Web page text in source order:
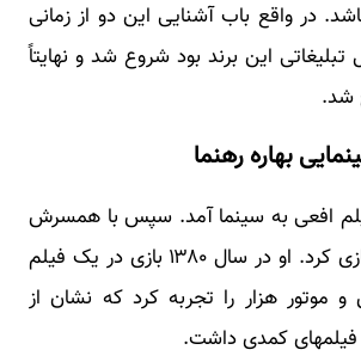
در واقع باب آشنایی این دو از زمانی
تبلیغاتی این برند بود شروع شد و نهایتاً
شد.
بهاره رهنما
فیلم افعی به سینما آمد. سپس با همسرش
در فیلم عاشقانه بازی کرد. او در سال ۱۳۸۰ بازی در یک فیلم
هزار را تجربه کرد که نشان از
فیلمهای کمدی داشت.